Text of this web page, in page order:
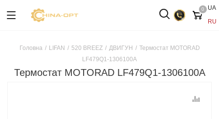
UA
RU
0
Головна / LIFAN / 520 BREEZ / ДВИГУН / Термостат MOTORAD
LF479Q1-1306100A
Термостат MOTORAD LF479Q1-1306100A